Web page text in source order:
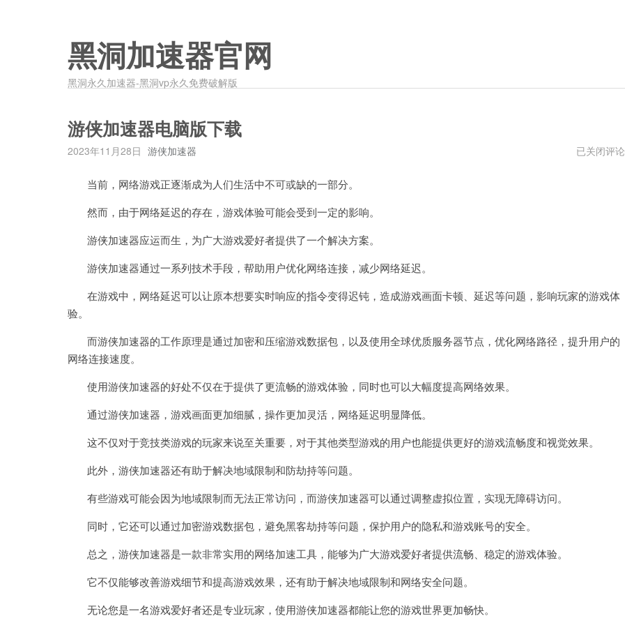
黑洞加速器官网
黑洞永久加速器-黑洞vp永久免费破解版
游侠加速器电脑版下载
2023年11月28日 游侠加速器
游
已关闭评论
当前，网络游戏正逐渐成为人们生活中不可或缺的一部分。
然而，由于网络延迟的存在，游戏体验可能会受到一定的影响。
游侠加速器应运而生，为广大游戏爱好者提供了一个解决方案。
游侠加速器通过一系列技术手段，帮助用户优化网络连接，减少网络延迟。
在游戏中，网络延迟可以让原本想要实时响应的指令变得迟钝，造成游戏画面卡顿、延迟等问题，影响玩家的游戏体
验。
而游侠加速器的工作原理是通过加密和压缩游戏数据包，以及使用全球优质服务器节点，优化网络路径，提升用户的
网络连接速度。
使用游侠加速器的好处不仅在于提供了更流畅的游戏体验，同时也可以大幅度提高网络效果。
通过游侠加速器，游戏画面更加细腻，操作更加灵活，网络延迟明显降低。
这不仅对于竞技类游戏的玩家来说至关重要，对于其他类型游戏的用户也能提供更好的游戏流畅度和视觉效果。
此外，游侠加速器还有助于解决地域限制和防劫持等问题。
有些游戏可能会因为地域限制而无法正常访问，而游侠加速器可以通过调整虚拟位置，实现无障碍访问。
同时，它还可以通过加密游戏数据包，避免黑客劫持等问题，保护用户的隐私和游戏账号的安全。
总之，游侠加速器是一款非常实用的网络加速工具，能够为广大游戏爱好者提供流畅、稳定的游戏体验。
它不仅能够改善游戏细节和提高游戏效果，还有助于解决地域限制和网络安全问题。
无论您是一名游戏爱好者还是专业玩家，使用游侠加速器都能让您的游戏世界更加畅快。